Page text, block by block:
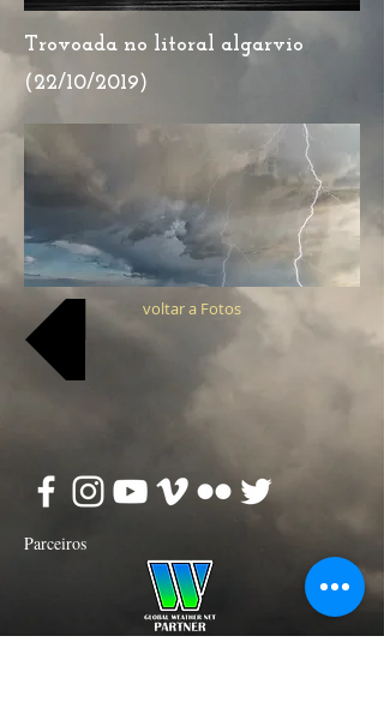
Trovoada no litoral algarvio
(22/10/2019)
voltar a Fotos
Parceiros